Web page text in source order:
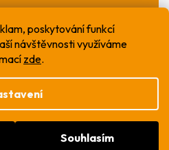
poskytování funkcí
návštěvnosti využíváme
zde.
Souhlasím
Shoptet
. Všechna práva